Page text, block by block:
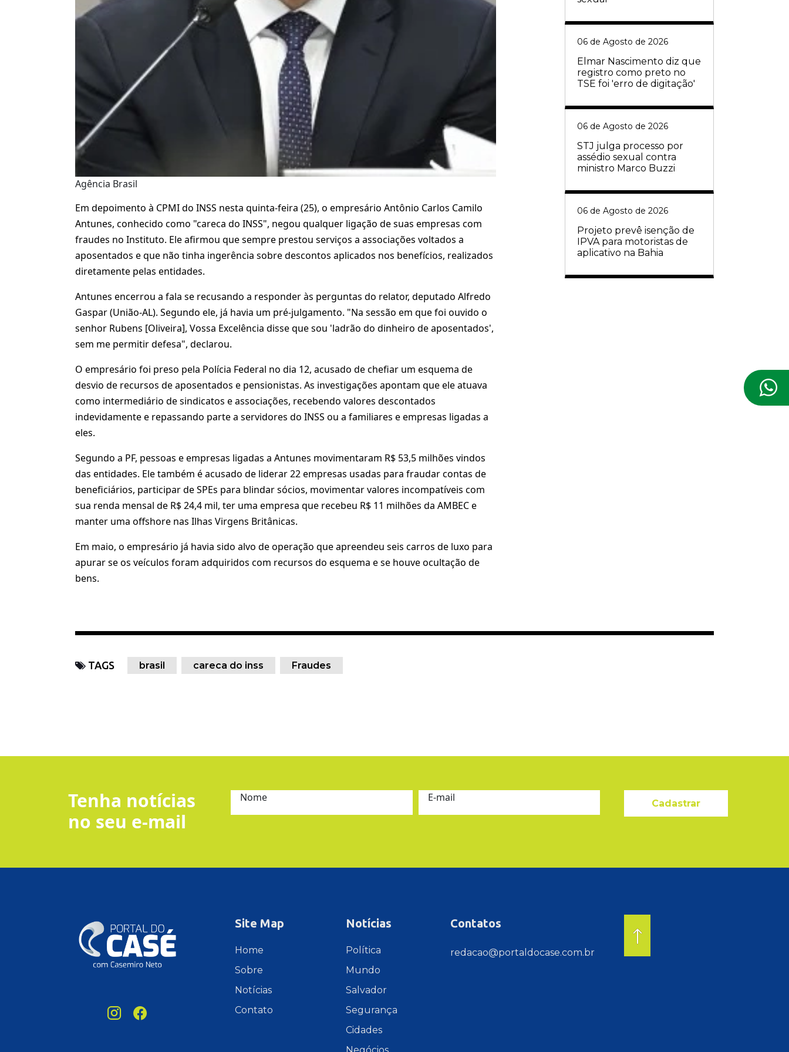
Agência Brasil
Em depoimento à CPMI do INSS nesta quinta-feira (25), o empresário Antônio Carlos Camilo
Antunes, conhecido como "careca do INSS", negou qualquer ligação de suas empresas com
fraudes no Instituto. Ele afirmou que sempre prestou serviços a associações voltados a
aposentados e que não tinha ingerência sobre descontos aplicados nos benefícios, realizados
diretamente pelas entidades.
Antunes encerrou a fala se recusando a responder às perguntas do relator, deputado Alfredo
Gaspar (União-AL). Segundo ele, já havia um pré-julgamento. "Na sessão em que foi ouvido o
senhor Rubens [Oliveira], Vossa Excelência disse que sou 'ladrão do dinheiro de aposentados',
sem me permitir defesa", declarou.
O empresário foi preso pela Polícia Federal no dia 12, acusado de chefiar um esquema de
desvio de recursos de aposentados e pensionistas. As investigações apontam que ele atuava
como intermediário de sindicatos e associações, recebendo valores descontados
indevidamente e repassando parte a servidores do INSS ou a familiares e empresas ligadas a
eles.
Segundo a PF, pessoas e empresas ligadas a Antunes movimentaram R$ 53,5 milhões vindos
das entidades. Ele também é acusado de liderar 22 empresas usadas para fraudar contas de
beneficiários, participar de SPEs para blindar sócios, movimentar valores incompatíveis com
sua renda mensal de R$ 24,4 mil, ter uma empresa que recebeu R$ 11 milhões da AMBEC e
manter uma offshore nas Ilhas Virgens Britânicas.
Em maio, o empresário já havia sido alvo de operação que apreendeu seis carros de luxo para
apurar se os veículos foram adquiridos com recursos do esquema e se houve ocultação de
bens.
06 de Agosto de 2026
Elmar Nascimento diz que
registro como preto no
TSE foi 'erro de digitação'
06 de Agosto de 2026
STJ julga processo por
assédio sexual contra
ministro Marco Buzzi
06 de Agosto de 2026
Projeto prevê isenção de
IPVA para motoristas de
aplicativo na Bahia
TAGS brasil careca do inss Fraudes
Tenha notícias
no seu e-mail
Nome E-mail Cadastrar
Site Map
Home
Sobre
Notícias
Contato
Notícias
Política
Mundo
Salvador
Segurança
Cidades
Contatos
redacao@portaldocase.com.br